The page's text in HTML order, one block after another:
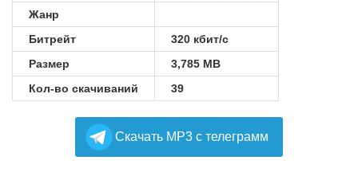
Жанр
Битрейт
320 кбит/с
Размер
3,785 MB
Кол-во скачиваний
39
Cкачать MP3 с телеграмм